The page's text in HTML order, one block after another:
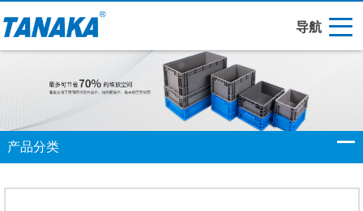
导航
产品分类